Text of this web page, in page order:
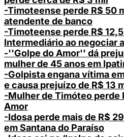
-Timoteense perde R$ 50
atendente de banco
-Timoteense perde R$
Intermediário ao negociar
-''Golpe do Amor'' dá
mulher de 45 anos em
-Golpista engana vítima
e causa prejuízo de R$ 13
-Mulher de Timóteo perde
Amor
-Idosa perde mais de R$
em Santana do Paraíso